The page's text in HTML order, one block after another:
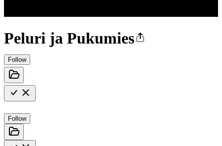
Peluri ja Pukumies
Follow
Follow